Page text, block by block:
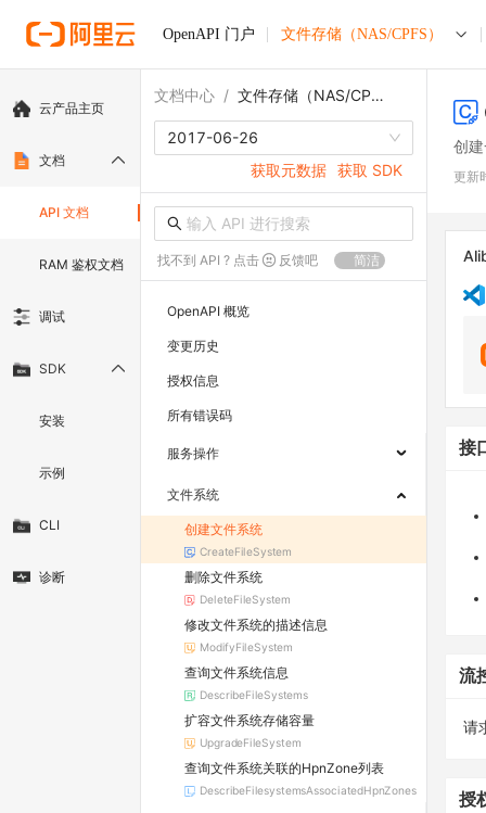
OpenAPI 门户 文件存储（NAS/CPFS）
云产品主页
文档
API 文档
RAM 鉴权文档
调试
SDK
安装
示例
CLI
诊断
文档中心 / 文件存储（NAS/CPFS）
2017-06-26
获取元数据 获取 SDK
找不到 API ? 点击 反馈吧 简洁
OpenAPI 概览
变更历史
授权信息
所有错误码
服务操作
文件系统
创建文件系统
CreateFileSystem
删除文件系统
DeleteFileSystem
修改文件系统的描述信息
ModifyFileSystem
查询文件系统信息
DescribeFileSystems
扩容文件系统存储容量
UpgradeFileSystem
查询文件系统关联的HpnZone列表
DescribeFilesystemsAssociatedHpnZones
创
更新
接
流
请
授